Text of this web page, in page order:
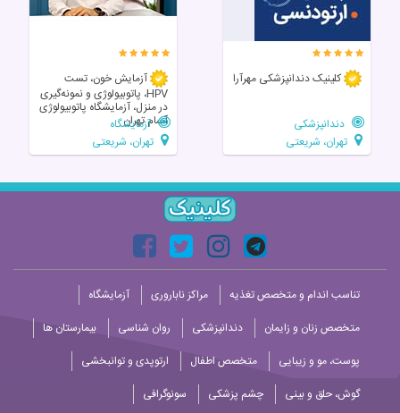
کلینیک دندانپزشکی مهرآرا
دندانپزشکی
تهران، شریعتی
آزمایش خون، تست
HPV، پاتوبیولوژی و نمونه‌گیری
در منزل، آزمایشگاه پاتوبیولوژی
آسام تهران
آزمایشگاه
تهران، شریعتی
تناسب اندام و متخصص تغذیه مراکز ناباروری
آزمایشگاه
متخصص زنان و زایمان
دندانپزشکی روان شناسی
بیمارستان ها
پوست، مو و زیبایی
متخصص اطفال
ارتوپدی و توانبخشی
گوش، حلق و بینی
چشم پزشکی سونوگرافی